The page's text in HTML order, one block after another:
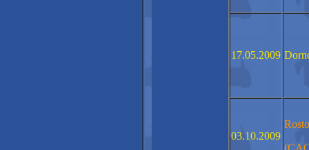
17.05.2009
03.10.2009